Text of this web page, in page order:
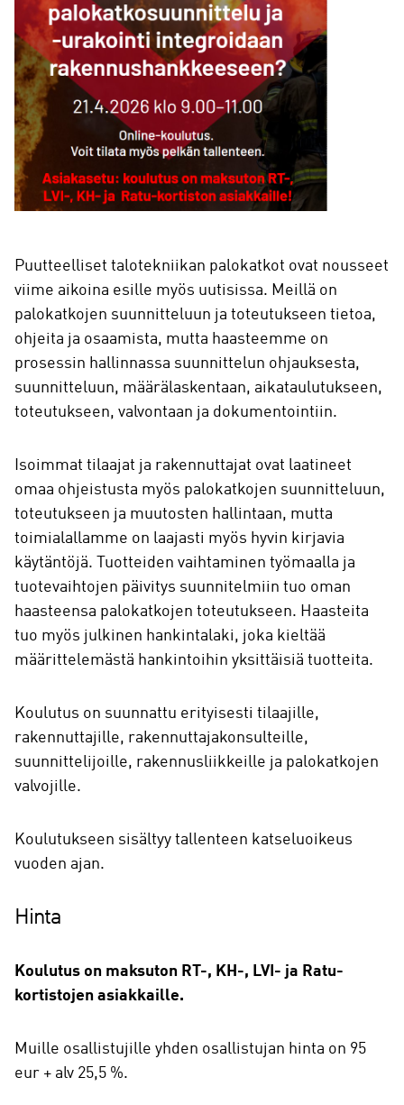
Puutteelliset talotekniikan palokatkot ovat nousseet
viime aikoina esille myös uutisissa. Meillä on
palokatkojen suunnitteluun ja toteutukseen tietoa,
ohjeita ja osaamista, mutta haasteemme on
prosessin hallinnassa suunnittelun ohjauksesta,
suunnitteluun, määrälaskentaan, aikataulutukseen,
toteutukseen, valvontaan ja dokumentointiin.
Isoimmat tilaajat ja rakennuttajat ovat laatineet
omaa ohjeistusta myös palokatkojen suunnitteluun,
toteutukseen ja muutosten hallintaan, mutta
toimialallamme on laajasti myös hyvin kirjavia
käytäntöjä. Tuotteiden vaihtaminen työmaalla ja
tuotevaihtojen päivitys suunnitelmiin tuo oman
haasteensa palokatkojen toteutukseen. Haasteita
tuo myös julkinen hankintalaki, joka kieltää
määrittelemästä hankintoihin yksittäisiä tuotteita.
Koulutus on suunnattu erityisesti tilaajille,
rakennuttajille, rakennuttajakonsulteille,
suunnittelijoille, rakennusliikkeille ja palokatkojen
valvojille.
Koulutukseen sisältyy tallenteen katseluoikeus
vuoden ajan.
Hinta
Koulutus on maksuton RT-, KH-, LVI- ja Ratu-
kortistojen asiakkaille.
Muille osallistujille yhden osallistujan hinta on 95
eur + alv 25,5 %.